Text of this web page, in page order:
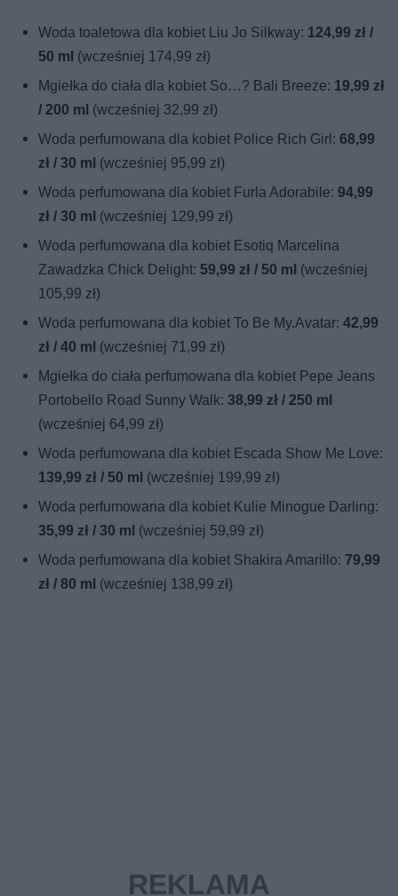
Woda toaletowa dla kobiet Liu Jo Silkway: 124,99 zł /
50 ml (wcześniej 174,99 zł)
Mgiełka do ciała dla kobiet So…? Bali Breeze: 19,99 zł
/ 200 ml (wcześniej 32,99 zł)
Woda perfumowana dla kobiet Police Rich Girl:68,99
zł / 30 ml (wcześniej 95,99 zł)
Woda perfumowana dla kobiet Furla Adorabile:94,99
zł / 30 ml (wcześniej 129,99 zł)
Woda perfumowana dla kobiet Esotiq Marcelina
Zawadzka Chick Delight: 59,99 zł / 50 ml (wcześniej
105,99 zł)
Woda perfumowana dla kobiet To Be My.Avatar:42,99
zł / 40 ml (wcześniej 71,99 zł)
Mgiełka do ciała perfumowana dla kobiet Pepe Jeans
Portobello Road Sunny Walk:38,99 zł / 250 ml
(wcześniej 64,99 zł)
Woda perfumowana dla kobiet Escada Show Me Love:
139,99 zł / 50 ml (wcześniej 199,99 zł)
Woda perfumowana dla kobiet Kulie Minogue Darling:
35,99 zł / 30 ml (wcześniej 59,99 zł)
Woda perfumowana dla kobiet Shakira Amarillo: 79,99
zł / 80 ml (wcześniej 138,99 zł)